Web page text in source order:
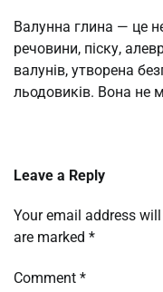
Валунна глина — це
речовини, піску,
валунів, утворена
льодовиків. Вона не
Leave a Reply
Your email address
are marked *
Comment *